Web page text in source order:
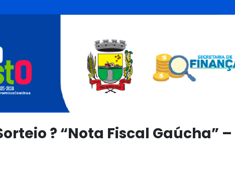
? “Nota Fiscal Gaúcha” –